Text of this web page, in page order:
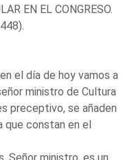
EN EL CONGRESO.
el día de hoy vamos a
ministro de Cultura
preceptivo, se añaden
que constan en el
Señor ministro, es un